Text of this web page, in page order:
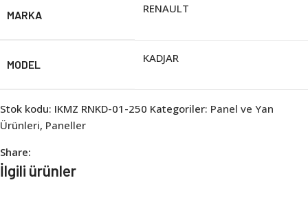
MARKA RENAULT
MODEL KADJAR
Stok kodu: IKMZ RNKD-01-250 Kategoriler: Panel ve Yan
Ürünleri, Paneller
Share:
İlgili ürünler